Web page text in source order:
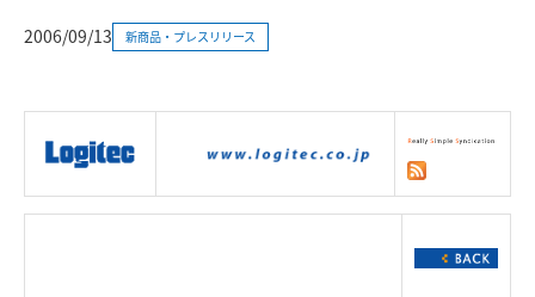
2006/09/13 新商品・プレスリリース